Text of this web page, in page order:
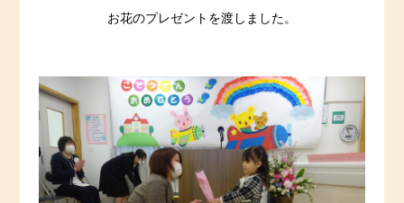
お花のプレゼントを渡しました。